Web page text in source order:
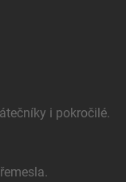
i pokročilé.